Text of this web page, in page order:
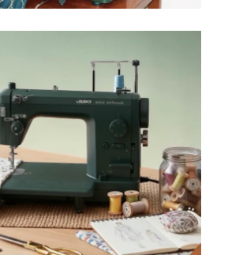
ン
郡
香
春
町
の
お
客
様
の
ご